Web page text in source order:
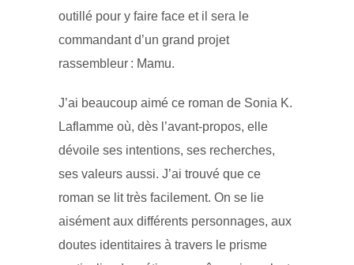
outillé pour y faire face et il sera le
commandant d’un grand projet
rassembleur : Mamu.
J’ai beaucoup aimé ce roman de Sonia K.
Laflamme où, dès l’avant-propos, elle
dévoile ses intentions, ses recherches,
ses valeurs aussi. J’ai trouvé que ce
roman se lit très facilement. On se lie
aisément aux différents personnages, aux
doutes identitaires à travers le prisme